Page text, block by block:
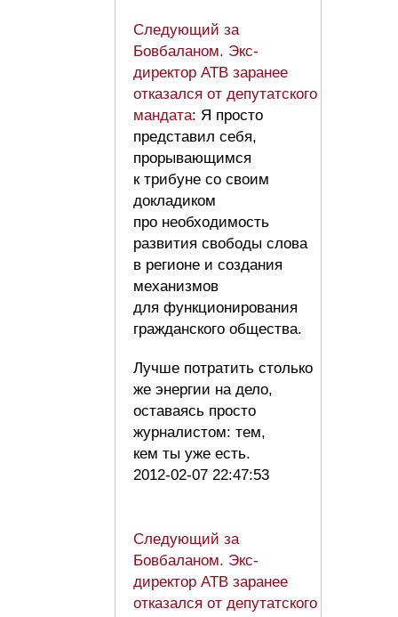
Следующий за
Бовбаланом. Экс-
директор АТВ заранее
отказался от депутатского
мандата: Я просто
представил себя,
прорывающимся
к трибуне со своим
докладиком
про необходимость
развития свободы слова
в регионе и создания
механизмов
для функционирования
гражданского общества.
Лучше потратить столько
же энергии на дело,
оставаясь просто
журналистом: тем,
кем ты уже есть.
2012-02-07 22:47:53
Следующий за
Бовбаланом. Экс-
директор АТВ заранее
отказался от депутатского